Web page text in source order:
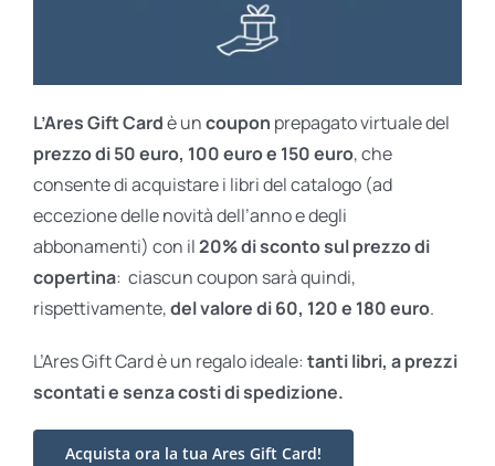
L’Ares Gift Cardè uncoupon prepagato virtuale del
prezzo di 50 euro, 100 euro e 150 euro, che
consente di acquistare i libri del catalogo (ad
eccezione delle novità dell’anno e degli
abbonamenti) con il20% di sconto sul prezzo di
copertina: ciascun coupon sarà quindi,
rispettivamente,del valore di 60, 120 e 180 euro.
L’Ares Gift Card è un regalo ideale: tanti libri, a prezzi
scontati esenza costi di spedizione.
Acquista ora la tua Ares Gift Card!